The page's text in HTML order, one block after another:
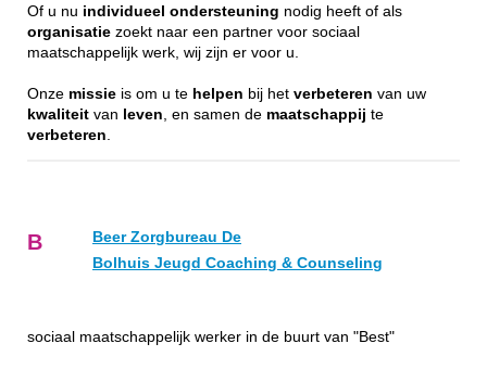
Of u nu individueel ondersteuning nodig heeft of als
organisatie zoekt naar een partner voor sociaal
maatschappelijk werk, wij zijn er voor u.
Onze missie is om u te helpen bij het verbeteren van uw
kwaliteit van leven , en samen de maatschappij te
verbeteren
B
Beer Zorgbureau De
Bolhuis Jeugd Coaching & Counseling
sociaal maatschappelijk werker in de buurt van "Best"